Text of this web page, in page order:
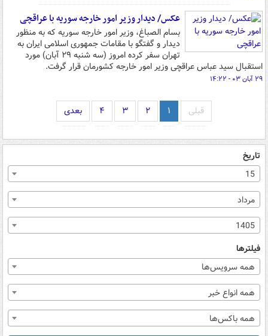
عکس/ دیدار وزیر امور خارجه سوریه با عراقچی
بسام الصباغ، وزیر امور خارجه سوریه که به منظور
دیدار و گفتگو با مقامات جمهوری اسلامی ایران به
تهران سفر کرده امروز (سه شنبه ۲۹ آبان) مورد
استقبال سید عباس عراقچی وزیر امور خارجه کشورمان قرار گرفت.
۲۹ آبان ۰۳ - ۱۴:۲۲
قبلی ۱ ۲ ۳ ۴ بعدی
تاریخ
15
مرداد
1405
فیلترها
همه سرویس‌ها
همه انواع خبر
همه باکس‌ها